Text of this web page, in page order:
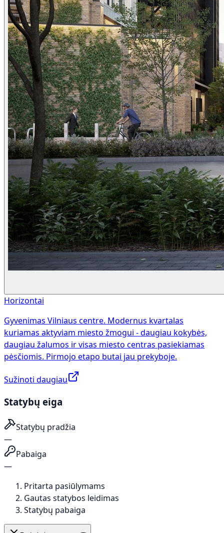
Horizontai
Gyvenimas Vilniaus centre. Modernus kvartalas
kuriamas aktyviam miesto žmogui - daugiau kokybės,
daugiau žalumos ir visas miesto centras pasiekiamas
pėsčiomis. Pirmojo etapo butai jau prekyboje.
Sužinoti daugiau
Statybų eiga
Statybų pradžia
—
Pabaiga
—
Pritarta pasiūlymams
Gautas statybos leidimas
Statybų pabaiga